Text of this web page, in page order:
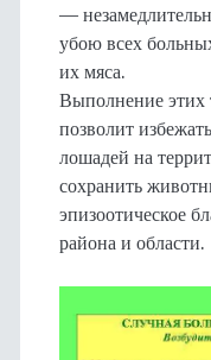
—
убою всех
их мяса.
Выполнение этих
позволит
лошадей на
сохранить
эпизоотическое
района и области.